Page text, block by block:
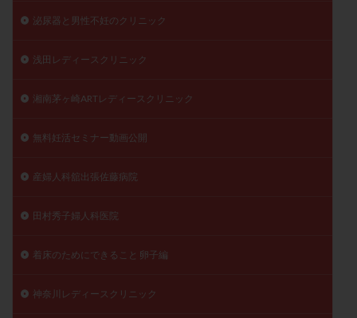
泌尿器と男性不妊のクリニック
浅田レディースクリニック
湘南茅ヶ崎ARTレディースクリニック
無料妊活セミナー動画公開
産婦人科舘出張佐藤病院
田村秀子婦人科医院
着床のためにできること 卵子編
神奈川レディースクリニック